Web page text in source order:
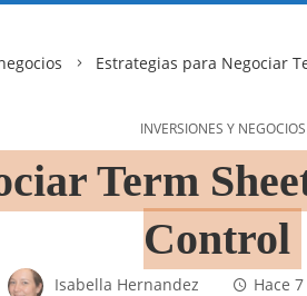
Estrategias para Negociar
INVERSIONES Y NEGOCIOS
Term
Control
Isabella Hernandez Hace